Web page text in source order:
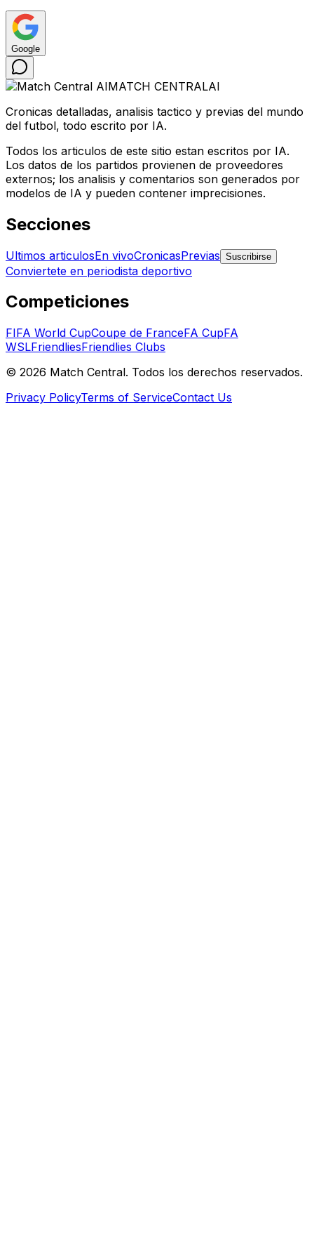
Google
MATCH CENTRALAI
Cronicas detalladas, analisis tactico y previas del mundo
del futbol, todo escrito por IA.
Todos los articulos de este sitio estan escritos por IA.
Los datos de los partidos provienen de proveedores
externos; los analisis y comentarios son generados por
modelos de IA y pueden contener imprecisiones.
Secciones
Ultimos articulosEn vivoCronicasPrevias Suscribirse
Conviertete en periodista deportivo
Competiciones
FIFA World CupCoupe de FranceFA CupFA
WSLFriendliesFriendlies Clubs
© 2026 Match Central. Todos los derechos reservados.
Privacy PolicyTerms of ServiceContact Us